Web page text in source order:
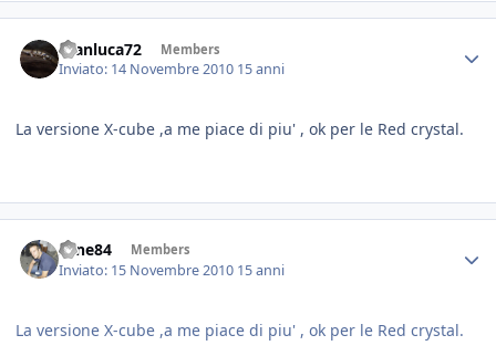
Gianluca72 Members
Inviato: 14 Novembre 2010 15 anni
La versione X-cube ,a me piace di piu' , ok per le Red crystal.
sane84 Members
Inviato: 15 Novembre 2010 15 anni
La versione X-cube ,a me piace di piu' , ok per le Red crystal.